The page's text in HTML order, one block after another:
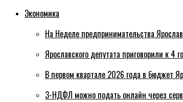
Экономика
На Неделе предпринимательства
Ярославского депутата приговорили к 4
В первом квартале 2026 года в бюджет
3-НДФЛ можно подать онлайн через